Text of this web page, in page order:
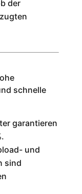
der
schnelle
garantieren
und
sind